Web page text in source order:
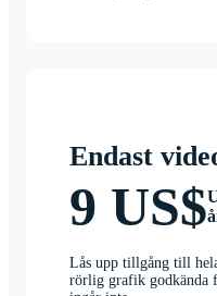
Endast
9 US$
Lås upp tillgång till
rörlig grafik godkända